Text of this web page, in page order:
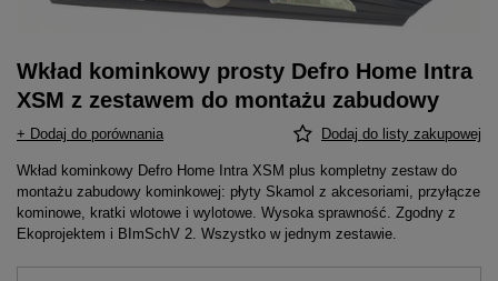
Wkład kominkowy prosty Defro Home Intra
XSM z zestawem do montażu zabudowy
+ Dodaj do porównania Dodaj do listy zakupowej
Wkład kominkowy Defro Home Intra XSM plus kompletny zestaw do
montażu zabudowy kominkowej: płyty Skamol z akcesoriami, przyłącze
kominowe, kratki wlotowe i wylotowe. Wysoka sprawność. Zgodny z
Ekoprojektem i BImSchV 2. Wszystko w jednym zestawie.